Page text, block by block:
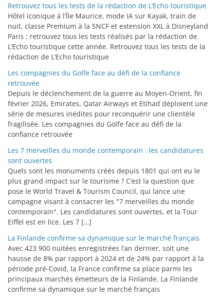
Retrouvez tous les tests de la rédaction de L’Echo touristique
Hôtel iconique à l’Île Maurice, mode IA sur Kayak, train de
nuit, classe Premium à la SNCF et extension XXL à Disneyland
Paris : retrouvez tous les tests réalisés par la rédaction de
L’Echo touristique cette année. Retrouvez tous les tests de la
rédaction de L’Echo touristique
Les compagnies du Golfe face au défi de la confiance
retrouvée
Depuis le déclenchement de la guerre au Moyen-Orient, fin
février 2026, Emirates, Qatar Airways et Etihad déploient une
série de mesures inédites pour reconquérir une clientèle
fragilisée. Les compagnies du Golfe face au défi de la
confiance retrouvée
Les 7 merveilles du monde contemporain : les candidatures
sont ouvertes
Quels sont les monuments créés depuis 1801 qui ont eu le
plus grand impact sur le tourisme ? C’est la question que
pose le World Travel & Tourism Council, qui lance une
campagne visant à consacrer les "7 merveilles du monde
contemporain". Les candidatures sont ouvertes, et la Tour
Eiffel est en lice. Les 7 […]
La Finlande confirme sa dynamique sur le marché français
Avec 423 900 nuitées enregistrées l’an dernier, soit une
hausse de 8% par rapport à 2024 et de 24% par rapport à la
période pré-Covid, la France confirme sa place parmi les
principaux marchés émetteurs de la Finlande. La Finlande
confirme sa dynamique sur le marché français